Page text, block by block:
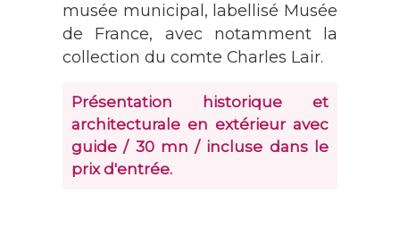
musée municipal, labellisé Musée
de France, avec notamment la
collection du comte Charles Lair.
Présentation historique et
architecturale en extérieur avec
guide / 30 mn / incluse dans le
prix d'entrée.